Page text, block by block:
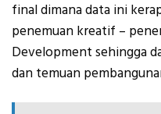
final dimana data ini
penemuan kreatif –
Development sehingga
dan temuan